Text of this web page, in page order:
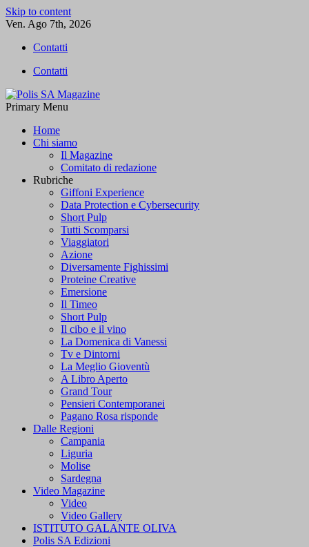
Skip to content
Ven. Ago 7th, 2026
Contatti
Contatti
Primary Menu
Home
Chi siamo
Il Magazine
Comitato di redazione
Rubriche
Giffoni Experience
Data Protection e Cybersecurity
Short Pulp
Tutti Scomparsi
Viaggiatori
Azione
Diversamente Fighissimi
Proteine Creative
Emersione
Il Timeo
Short Pulp
Il cibo e il vino
La Domenica di Vanessi
Tv e Dintorni
La Meglio Gioventù
A Libro Aperto
Grand Tour
Pensieri Contemporanei
Pagano Rosa risponde
Dalle Regioni
Campania
Liguria
Molise
Sardegna
Video Magazine
Video
Video Gallery
ISTITUTO GALANTE OLIVA
Polis SA Edizioni